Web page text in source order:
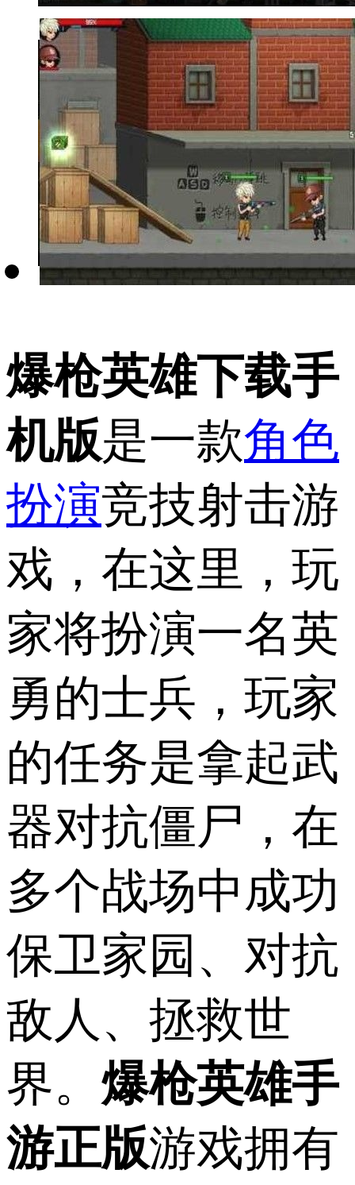
爆枪英雄下载手
机版是一款角色
扮演竞技射击游
戏，在这里，玩
家将扮演一名英
勇的士兵，玩家
的任务是拿起武
器对抗僵尸，在
多个战场中成功
保卫家园、对抗
敌人、拯救世
界。 爆枪英雄手
游正版游戏拥有